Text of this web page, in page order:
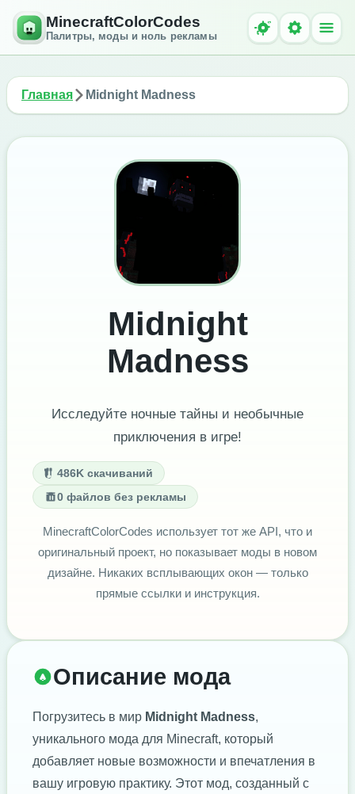
MinecraftColorCodes
Палитры, моды и ноль рекламы
Главная Midnight Madness
Midnight
Madness
Исследуйте ночные тайны и необычные
приключения в игре!
486K скачиваний
0 файлов без рекламы
MinecraftColorCodes использует тот же API, что и
оригинальный проект, но показывает моды в новом
дизайне. Никаких всплывающих окон — только
прямые ссылки и инструкция.
Описание мода
Погрузитесь в мир Midnight Madness,
уникального мода для Minecraft, который
добавляет новые возможности и впечатления в
вашу игровую практику. Этот мод, созданный с